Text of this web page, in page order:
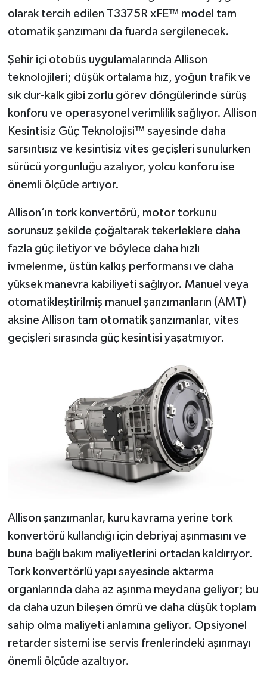
olarak tercih edilen T3375R xFE™ model tam
otomatik şanzımanı da fuarda sergilenecek.
Şehir içi otobüs uygulamalarında Allison
teknolojileri; düşük ortalama hız, yoğun trafik ve
sık dur-kalk gibi zorlu görev döngülerinde sürüş
konforu ve operasyonel verimlilik sağlıyor. Allison
Kesintisiz Güç Teknolojisi™ sayesinde daha
sarsıntısız ve kesintisiz vites geçişleri sunulurken
sürücü yorgunluğu azalıyor, yolcu konforu ise
önemli ölçüde artıyor.
Allison’ın tork konvertörü, motor torkunu
sorunsuz şekilde çoğaltarak tekerleklere daha
fazla güç iletiyor ve böylece daha hızlı
ivmelenme, üstün kalkış performansı ve daha
yüksek manevra kabiliyeti sağlıyor. Manuel veya
otomatikleştirilmiş manuel şanzımanların (AMT)
aksine Allison tam otomatik şanzımanlar, vites
geçişleri sırasında güç kesintisi yaşatmıyor.
Allison şanzımanlar, kuru kavrama yerine tork
konvertörü kullandığı için debriyaj aşınmasını ve
buna bağlı bakım maliyetlerini ortadan kaldırıyor.
Tork konvertörlü yapı sayesinde aktarma
organlarında daha az aşınma meydana geliyor; bu
da daha uzun bileşen ömrü ve daha düşük toplam
sahip olma maliyeti anlamına geliyor. Opsiyonel
retarder sistemi ise servis frenlerindeki aşınmayı
önemli ölçüde azaltıyor.